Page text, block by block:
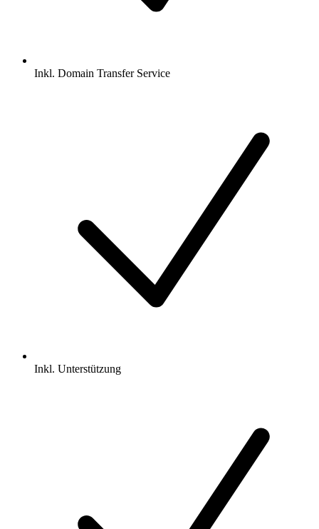
Inkl. Domain Transfer Service
Inkl. Unterstützung